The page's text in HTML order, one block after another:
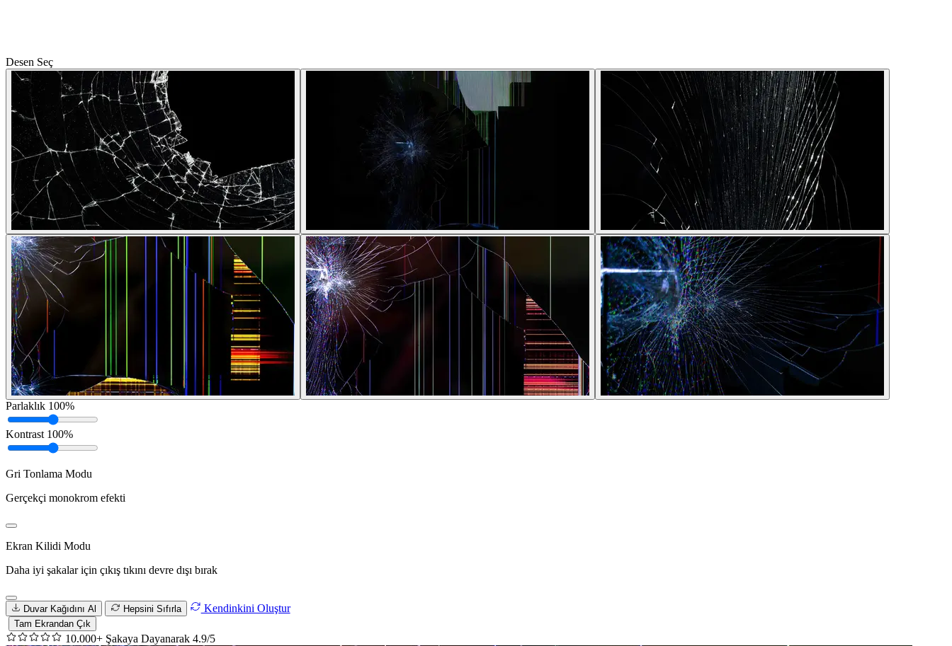
Desen Seç
Parlaklık 100%
Kontrast 100%
Gri Tonlama Modu
Gerçekçi monokrom efekti
Ekran Kilidi Modu
Daha iyi şakalar için çıkış tıkını devre dışı bırak
Duvar Kağıdını Al Hepsini Sıfırla Kendinkini Oluştur
Tam Ekrandan Çık
10.000+ Şakaya Dayanarak 4.9/5